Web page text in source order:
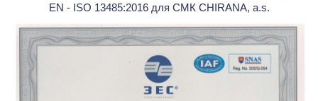
EN - ISO 13485:2016 для СМК CHIRANA, a.s.